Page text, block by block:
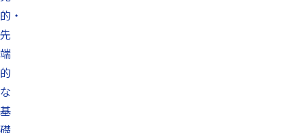
的・
先
端
的
な
基
礎